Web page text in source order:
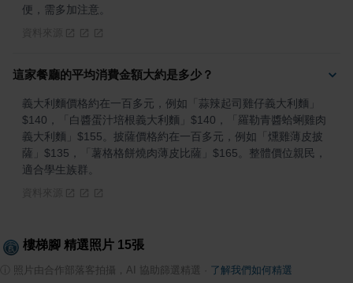
便，需多加注意。
這家餐廳的平均消費金額大約是多少？
義大利麵價格約在一百多元，例如「蒜辣起司雞仔義大利麵」
$140，「白醬蛋汁培根義大利麵」$140，「羅勒青醬蛤蜊雞肉
義大利麵」$155。披薩價格約在一百多元，例如「燻雞薄皮披
薩」$135，「薯格格餅燒肉薄皮比薩」$165。整體價位親民，
適合學生族群。
樓梯腳 精選照片 15張
照片由合作部落客拍攝，AI 協助篩選精選 了解我們如何精選